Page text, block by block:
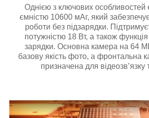
Однією з ключових особливостей
ємністю 10600 мАг, який
роботи без підзарядки.
потужністю 18 Вт, а також
зарядки. Основна камера на 64
базову якість фото, а фронтальна
призначена для відеозв’язку